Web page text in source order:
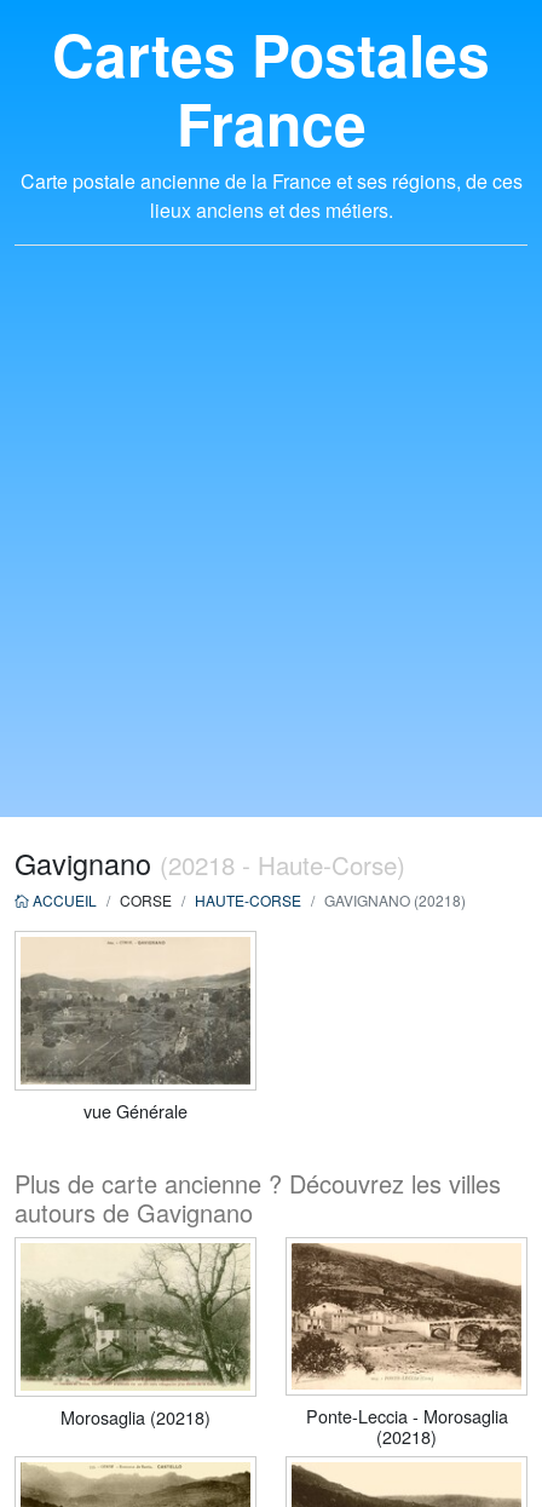
Cartes Postales
France
Carte postale ancienne de la France et ses régions, de ces
lieux anciens et des métiers.
Gavignano (20218 - Haute-Corse)
ACCUEIL CORSE HAUTE-CORSE GAVIGNANO (20218)
vue Générale
Plus de carte ancienne ? Découvrez les villes
autours de Gavignano
Morosaglia (20218)
Ponte-Leccia - Morosaglia
(20218)